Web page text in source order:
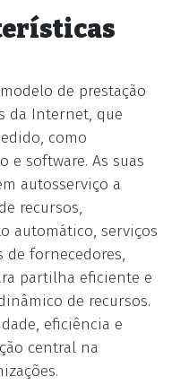
de prestação
da Internet, que
como
e software. As suas
autosserviço a
recursos,
automático, serviços
de fornecedores,
partilha eficiente e
de recursos.
eficiência e
central na